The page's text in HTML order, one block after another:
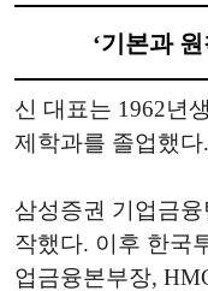
‘기본과
신 대표는 1962년
제학과를 졸업했다.
삼성증권 기업금
작했다. 이후 한국
업금융본부장,